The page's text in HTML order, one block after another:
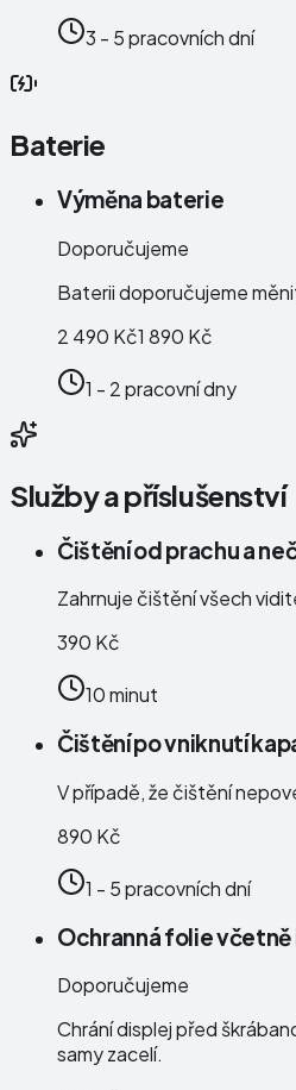
3 - 5 pracovních dní
Baterie
Výměna baterie
Doporučujeme
Baterii doporučujeme
2 490 Kč1 890 Kč
1 - 2 pracovní dny
Služby a příslušenství
Čištění od prachu a
Zahrnuje čištění všech
390 Kč
10 minut
Čištění po vniknutí
V případě, že čištění
890 Kč
1 - 5 pracovních dní
Ochranná folie
Doporučujeme
Chrání displej před
samy zacelí.